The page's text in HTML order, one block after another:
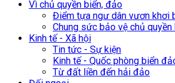
Vì chủ quyền biển, đảo
Điểm tựa ngư dân vươn khơi
Chung sức bảo vệ chủ
Kinh tế - Xã hội
Tin tức - Sự kiện
Kinh tế - Quốc phòng biển
Từ đất liền đến hải đảo